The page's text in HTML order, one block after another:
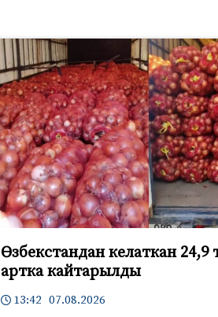
Өзбекстандан келаткан 24,9
артка кайтарылды
13:42 07.08.2026